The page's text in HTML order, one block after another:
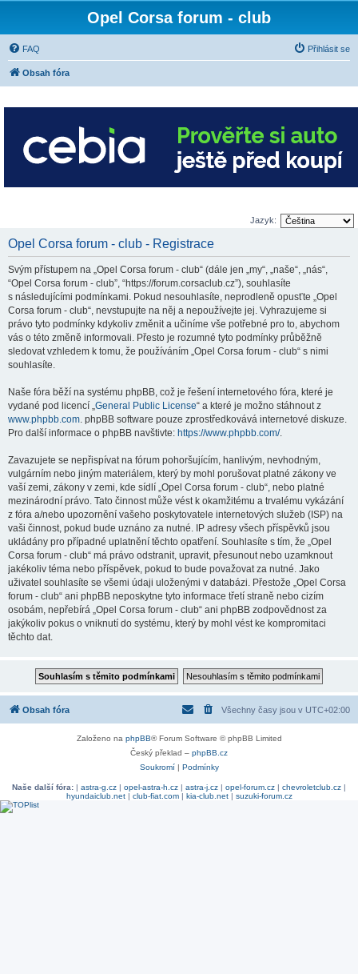
Opel Corsa forum - club
FAQ Přihlásit se
Obsah fóra
Jazyk:
Opel Corsa forum - club - Registrace
Svým přístupem na „Opel Corsa forum - club“ (dále jen „my“, „naše“, „nás“,
“Opel Corsa forum - club”, “https://forum.corsaclub.cz”), souhlasíte
s následujícími podmínkami. Pokud nesouhlasíte, neprodleně opusťte „Opel
Corsa forum - club“, nevstupujte na něj a nepoužívejte jej. Vyhrazujeme si
právo tyto podmínky kdykoliv změnit a učiníme vše potřebné pro to, abychom
vás o této změně informovali. Přesto je rozumné tyto podmínky průběžně
sledovat vzhledem k tomu, že používáním „Opel Corsa forum - club“ s nimi
souhlasíte.
Naše fóra běží na systému phpBB, což je řešení internetového fóra, které je
vydané pod licencí „General Public License“ a které je možno stáhnout z
www.phpbb.com. phpBB software pouze zprostředkovává internetové diskuze.
Pro další informace o phpBB navštivte: https://www.phpbb.com/.
Zavazujete se nepřispívat na fórum pohoršujícím, hanlivým, nevhodným,
vulgárním nebo jiným materiálem, který by mohl porušovat platné zákony ve
vaší zemi, zákony v zemi, kde sídlí „Opel Corsa forum - club“, nebo platné
mezinárodní právo. Tato činnost může vést k okamžitému a trvalému vykázání
z fóra a/nebo upozornění vašeho poskytovatele internetových služeb (ISP) na
vaši činnost, pokud bude uznáno za nutné. IP adresy všech příspěvků jsou
ukládány pro případné uplatnění těchto opatření. Souhlasíte s tím, že „Opel
Corsa forum - club“ má právo odstranit, upravit, přesunout nebo uzamknout
jakékoliv téma nebo příspěvek, pokud to bude považovat za nutné. Jako
uživatel souhlasíte se všemi údaji uloženými v databázi. Přestože „Opel Corsa
forum - club“ ani phpBB neposkytne tyto informace třetí straně nebo cizím
osobám, nepřebírá „Opel Corsa forum - club“ ani phpBB zodpovědnost za
jakýkoliv pokus o vniknutí do systému, který by mohl vést ke kompromitaci
těchto dat.
Obsah fóra Všechny časy jsou v UTC+02:00
Založeno na phpBB® Forum Software © phpBB Limited
Český překlad – phpBB.cz
Soukromí| Podmínky
Naše další fóra: | astra-g.cz | opel-astra-h.cz | astra-j.cz | opel-forum.cz | chevroletclub.cz |
hyundaiclub.net| club-fiat.com| kia-club.net| suzuki-forum.cz